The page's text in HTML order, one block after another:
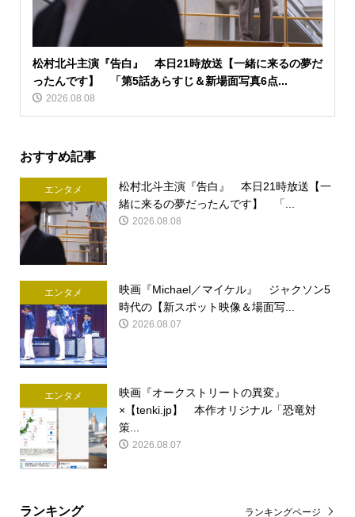
松村北斗主演『告白』 本日21時放送【一緒に来るの夢だ
ったんです】 「第5話あらすじ＆新場面写真6点...
2026.08.08
おすすめ記事
エンタメ
松村北斗主演『告白』 本日21時放送【一
緒に来るの夢だったんです】 「...
2026.08.08
エンタメ
映画『Michael／マイケル』 ジャクソン5
時代の【新スポット映像＆場面写...
2026.08.07
エンタメ
映画『オークストリートの異変』
×【tenki.jp】 本作オリジナル「恐竜対
策...
2026.08.07
ランキング ランキングページ